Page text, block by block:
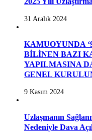
31 Aralık 2024
KAMUOYUNDA
BİLİNEN BAZI
YAPILMASINA
GENEL
9 Kasım 2024
Uzlaşmanın
Nedeniyle Dava